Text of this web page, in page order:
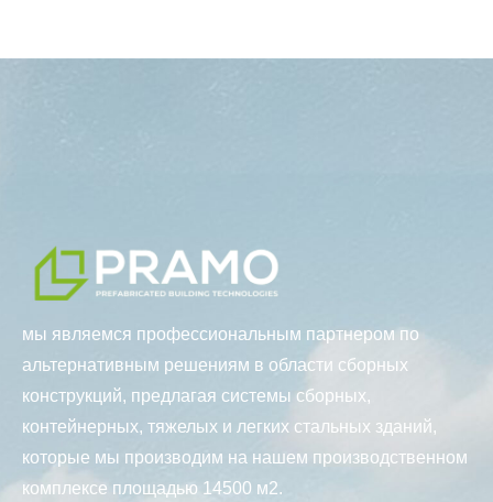
мы являемся профессиональным партнером по
альтернативным решениям в области сборных
конструкций, предлагая системы сборных,
контейнерных, тяжелых и легких стальных зданий,
которые мы производим на нашем производственном
комплексе площадью 14500 м2.